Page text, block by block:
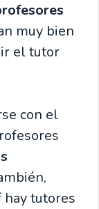
muy bien
el tutor
con el
hay tutores